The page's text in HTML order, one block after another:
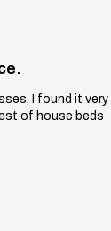
I found it
of house beds